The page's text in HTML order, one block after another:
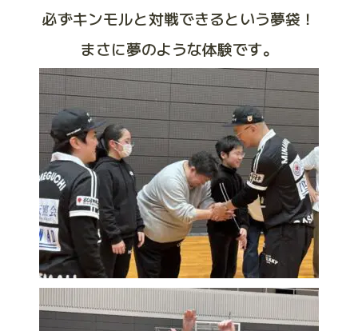
必ずキンモルと対戦できるという夢袋！
まさに夢のような体験です。